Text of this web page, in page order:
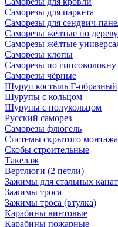
Саморезы для паркета
Саморезы для сендвич-
Саморезы жёлтые по дереву
Саморезы жёлтые
Саморезы клопы
Саморезы по гипсоволокну
Саморезы чёрные
Шуруп костыль Г-образный
Шурупы с кольцом
Шурупы с полукольцом
Русский саморез
Саморезы флюгель
Системы скрытого монтажа
Скобы строительные
Такелаж
Вертлюги (2 петли)
Зажимы для стальных
Зажимы троса
Зажимы троса (втулка)
Карабины винтовые
Карабины пожарные